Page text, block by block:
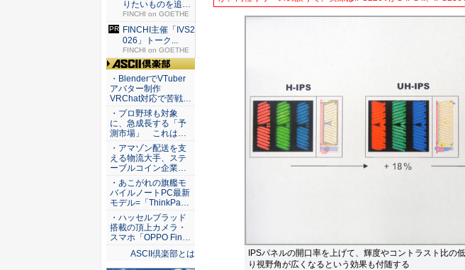
IPSパネルの開口率を上げて、輝度やコントラスト比の
り視野角が広くなるという効果も付随する
りたいものを追求
できる環...
FINCHI on GOETHE
FINCHI主催「IVS2
026」トーク...
FINCHI on GOETHE
ASCII倶楽部
・BlenderでVTuber
アバター制作
VRChat対応で苦戦…
・プロ野球も対象
に、急成長する「予
測市場」 これは…
・アマゾン配送を支
える物流大手、ステ
ーブルコイン企業…
・あこがれの旗艦モ
バイルノートPC最新
モデル=「ThinkPa…
・ハッセルブラッド
搭載の頂上カメラ・
スマホ「OPPO Fin…
ASCII倶楽部とは